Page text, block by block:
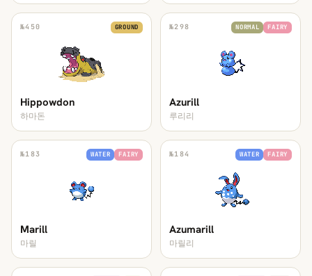
№450 GROUND
Hippowdon
하마돈
№298 NORMAL FAIRY
Azurill
루리리
№183 WATER FAIRY
Marill
마릴
№184 WATER FAIRY
Azumarill
마릴리